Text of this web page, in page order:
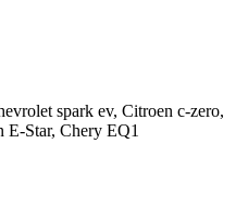
spark ev, Citroen c-zero,
E-Star, Chery EQ1